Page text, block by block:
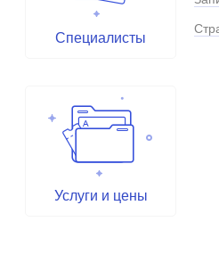
Специалисты
Услуги и цены